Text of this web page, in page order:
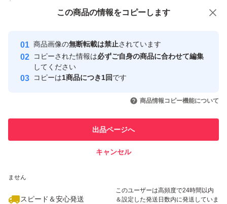
付与しています
安心取引出品者
心・安全なユーザーです
取引実績
引を完了させた実績があります
での取引実績があります
ません
スピード＆安心発送
このユーザーは高頻度で24時間以内
＆設定した発送日数内に発送していま
この商品の情報をコピーします
商品画像の無断転載は禁止されています
コピーされた情報は必ずご自身の商品に合わせて編集
してください
コピーは1商品につき1回です
商品情報コピー機能について
出品ページへ
キャンセル
この商品をみている人にオススメ